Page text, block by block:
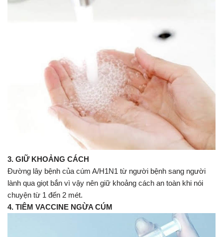
3. GIỮ KHOẢNG CÁCH
Đường lây bệnh của cúm A/H1N1 từ người bệnh sang người
lành qua giọt bắn vì vậy nên giữ khoảng cách an toàn khi nói
chuyện từ 1 đến 2 mét.
4. TIÊM VACCINE NGỪA CÚM